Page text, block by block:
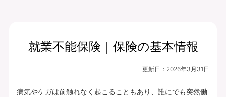
就業不能保険｜保険の基本情報
更新日： 2026年3月31日
病気やケガは前触れなく起こることもあり、誰にでも突然働